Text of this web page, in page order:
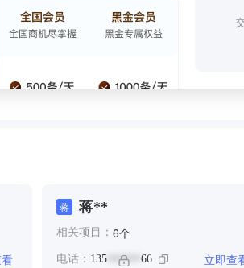
蒋 蒋**
相关项目： 6个
电话： 135 ****** 66 立即查